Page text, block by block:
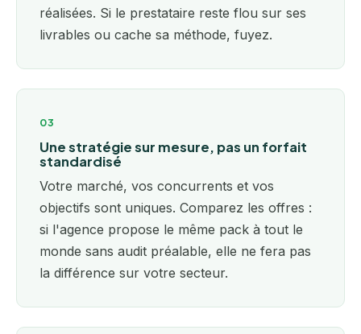
réalisées. Si le prestataire reste flou sur ses
livrables ou cache sa méthode, fuyez.
03
Une stratégie sur mesure, pas un forfait
standardisé
Votre marché, vos concurrents et vos
objectifs sont uniques. Comparez les offres :
si l'agence propose le même pack à tout le
monde sans audit préalable, elle ne fera pas
la différence sur votre secteur.